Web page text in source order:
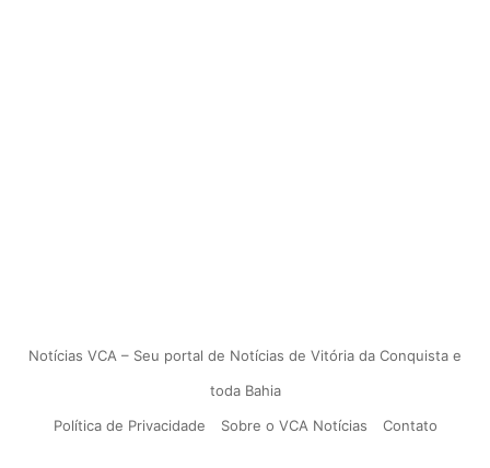
Notícias VCA – Seu portal de Notícias de Vitória da Conquista e
toda Bahia
Política de Privacidade
Sobre o VCA Notícias Contato